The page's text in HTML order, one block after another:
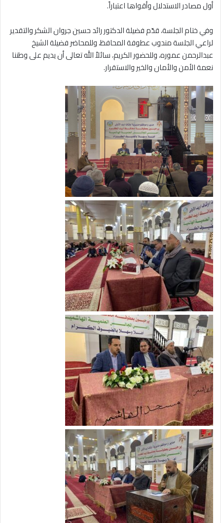
أول مصادر الاستدلال وأقواها اعتباراً.
وفي ختام الجلسة، قدّم فضيلة الدكتور رائد حسين جروان الشكر والتقدير
لراعي الجلسة مندوب عطوفة المحافظ، وللمحاضر فضيلة الشيخ
عبدالرحمن عموره، وللحضور الكريم، سائلاً الله تعالى أن يديم على وطننا
نعمة الأمن والأمان والخير والاستقرار.